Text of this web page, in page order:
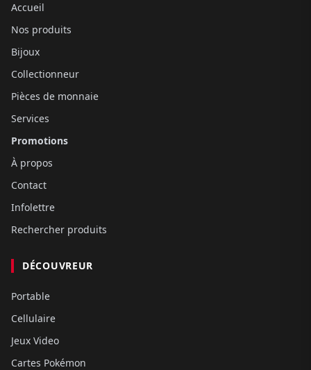
Accueil
Nos produits
Bijoux
Collectionneur
Pièces de monnaie
Services
Promotions
À propos
Contact
Infolettre
Rechercher produits
DÉCOUVREUR
Portable
Cellulaire
Jeux Video
Cartes Pokémon